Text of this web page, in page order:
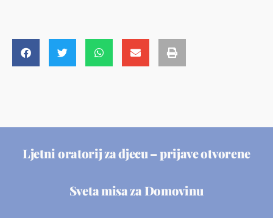
Ljetni oratorij za djecu – prijave otvorene
Sveta misa za Domovinu